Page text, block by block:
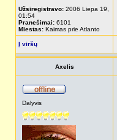
Užsiregistravo: 2006 Liepa 19,
01:54
Pranešimai: 6101
Miestas: Kaimas prie Atlanto
Į viršų
Axelis
Dalyvis